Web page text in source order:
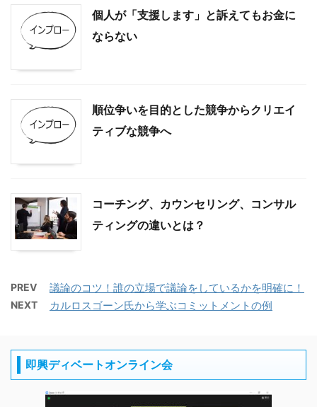
個人が「支援します」と訴えてもお金に
ならない
順位争いを目的とした競争からクリエイ
ティブな競争へ
コーチング、カウンセリング、コンサル
ティングの違いとは？
PREV 議論のコツ！誰の立場で議論をしているかを明確に！
NEXT カルロスゴーン氏から学ぶコミットメントの例
即興ディベートオンライン会